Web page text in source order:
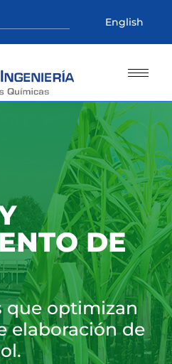
English
DE
que optimizan
elaboración de